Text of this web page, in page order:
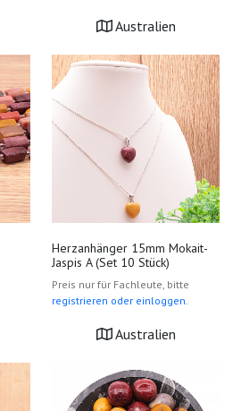
Australien
Herzanhänger 15mm Mokait-
Jaspis A (Set 10 Stück)
Preis nur für Fachleute, bitte
registrieren oder einloggen.
Australien